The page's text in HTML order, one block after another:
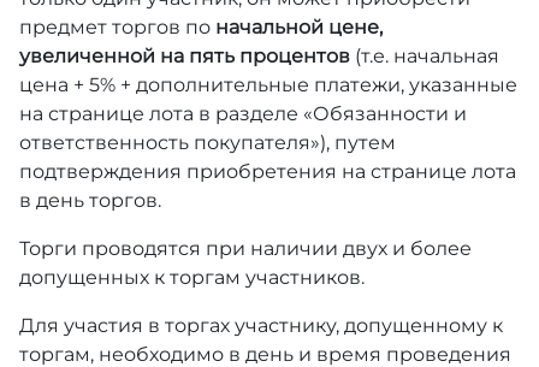
предмет торгов по начальной цене,
увеличенной на пять процентов (т.е. начальная
цена + 5% + дополнительные платежи, указанные
на странице лота в разделе «Обязанности и
ответственность покупателя»), путем
подтверждения приобретения на странице лота
в день торгов.
Торги проводятся при наличии двух и более
допущенных к торгам участников.
Для участия в торгах участнику, допущенному к
торгам, необходимо в день и время проведения